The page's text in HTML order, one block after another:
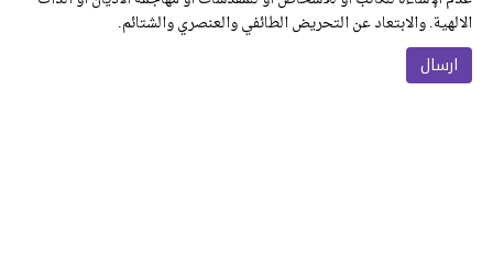
الالهية. والابتعاد عن التحريض الطائفي والعنصري والشتائم.